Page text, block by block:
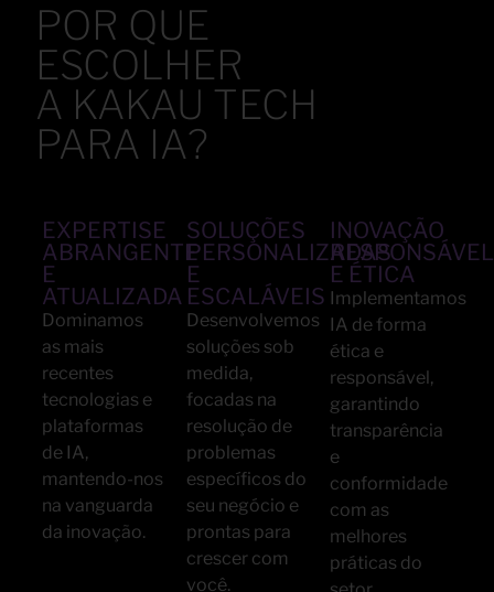
POR QUE
ESCOLHER
A KAKAU TECH
PARA IA?
EXPERTISE
ABRANGENTE
E
ATUALIZADA
Dominamos
as mais
recentes
tecnologias e
plataformas
de IA,
mantendo-nos
na vanguarda
da inovação.
SOLUÇÕES
PERSONALIZADAS
E
ESCALÁVEIS
Desenvolvemos
soluções sob
medida,
focadas na
resolução de
problemas
específicos do
seu negócio e
prontas para
crescer com
você.
INOVAÇÃO
RESPONSÁVEL
E ÉTICA
Implementamos
IA de forma
ética e
responsável,
garantindo
transparência
e
conformidade
com as
melhores
práticas do